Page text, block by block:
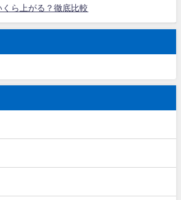
ら上がる？徹底比較